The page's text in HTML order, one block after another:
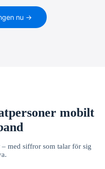
nu →
mobilt
med siffror som talar för sig